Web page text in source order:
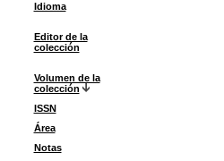
Idioma
Editor de la
colección
Volumen de la
colección
ISSN
Área
Notas